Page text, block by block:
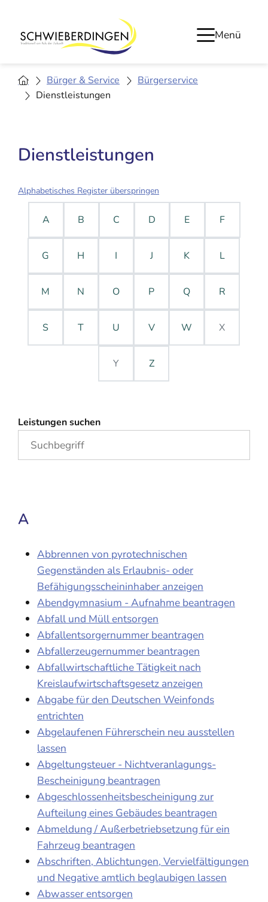
Menü
Bürger & Service
Bürgerservice
Dienstleistungen
Dienstleistungen
Alphabetisches Register überspringen
A B C D E F
G H I J K L
M N O P Q R
S T U V W X
Y Z
Leistungen suchen
A
Abbrennen von pyrotechnischen
Gegenständen als Erlaubnis- oder
Befähigungsscheininhaber anzeigen
Abendgymnasium - Aufnahme beantragen
Abfall und Müll entsorgen
Abfallentsorgernummer beantragen
Abfallerzeugernummer beantragen
Abfallwirtschaftliche Tätigkeit nach
Kreislaufwirtschaftsgesetz anzeigen
Abgabe für den Deutschen Weinfonds
entrichten
Abgelaufenen Führerschein neu ausstellen
lassen
Abgeltungsteuer - Nichtveranlagungs-
Bescheinigung beantragen
Abgeschlossenheitsbescheinigung zur
Aufteilung eines Gebäudes beantragen
Abmeldung / Außerbetriebsetzung für ein
Fahrzeug beantragen
Abschriften, Ablichtungen, Vervielfältigungen
und Negative amtlich beglaubigen lassen
Abwasser entsorgen